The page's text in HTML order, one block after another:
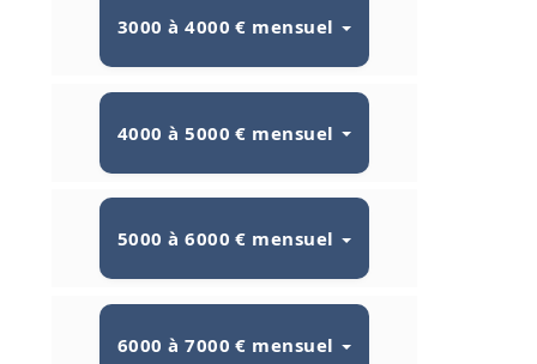
3000 à 4000 € mensuel
4000 à 5000 € mensuel
5000 à 6000 € mensuel
6000 à 7000 € mensuel